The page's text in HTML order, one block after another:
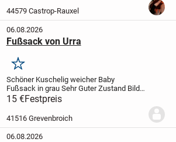
Zustand, auch wenn der Originalkarton
nicht mehr vorhanden...
44579 Castrop-Rauxel
06.08.2026
Fußsack von Urra
Merken
Schöner Kuschelig weicher Baby
Fußsack in grauSehr Guter Zustand Bild
4 sind 60 cm länge
Nichtraucherhaushalt
da solange er eingestellt ist
15 €Festpreis
41516 Grevenbroich
06.08.2026